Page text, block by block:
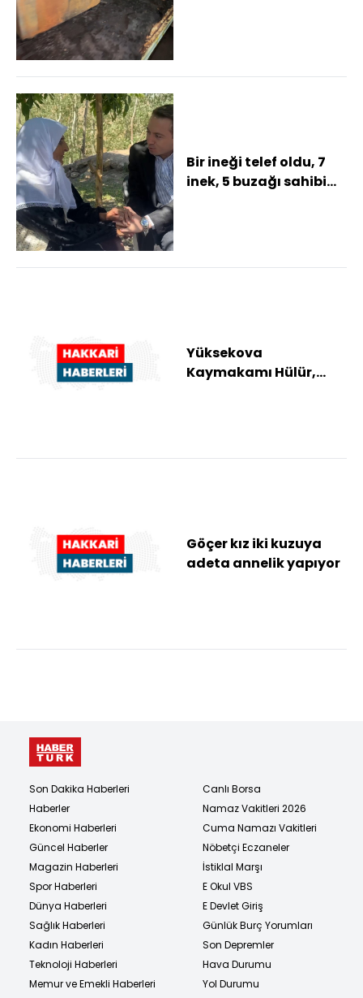
Bir ineği telef oldu, 7
inek, 5 buzağı sahibi
Yüksekova
Kaymakamı Hülür,
Göçer kız iki kuzuya
adeta annelik yapıyor
Son Dakika Haberleri
Haberler
Ekonomi Haberleri
Güncel Haberler
Magazin Haberleri
Spor Haberleri
Dünya Haberleri
Sağlık Haberleri
Kadın Haberleri
Teknoloji Haberleri
Memur ve Emekli Haberleri
Canlı Borsa
Namaz Vakitleri 2026
Cuma Namazı Vakitleri
Nöbetçi Eczaneler
İstiklal Marşı
E Okul VBS
E Devlet Giriş
Günlük Burç Yorumları
Son Depremler
Hava Durumu
Yol Durumu